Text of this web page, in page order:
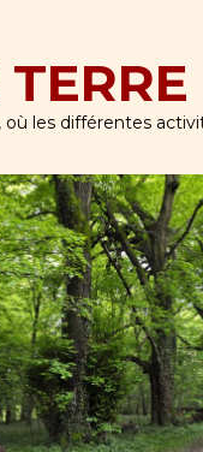
les différentes